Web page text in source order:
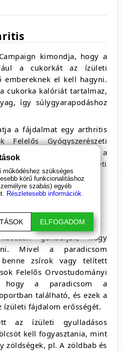
kimondja, hogy a
a cukorkát az ízületi
embereknek el kell hagyni.
cukorka kalóriát tartalmaz,
így súlygyarapodáshoz
a fájdalmat egy arthritis
Felelős Gyógyszerészeti
a cukros ételek, például a
előforduló ízületi
gondolják, hogy
Mivel a paradicsom
benne zsírok vagy telített
Felelős Orvostudományi
hogy a paradicsom a
található, és ezek a
ízületi fájdalom erősségét.
az ízületi gyulladásos
kell fogyasztania, mint
zöldségek, pl. A zöldbab és
működéshez szükséges
körű funkcionalitáshoz
szabás) egyéb
Részletesebb információk.
ELFOGADOM